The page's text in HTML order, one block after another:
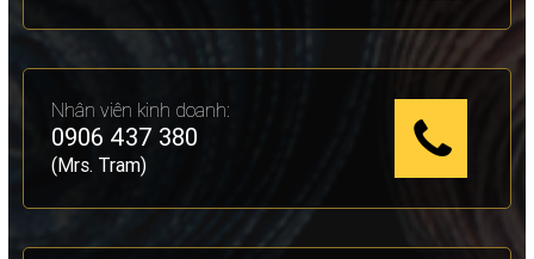
Nhân viên kinh doanh:
0906 437 380
(Mrs. Tram)